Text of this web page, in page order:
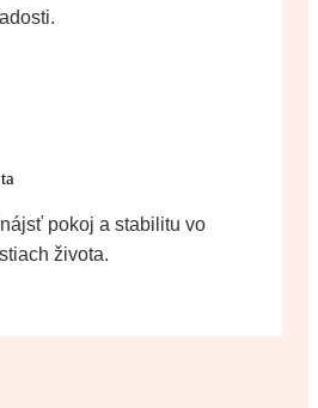
pokoj a stabilitu vo
života.